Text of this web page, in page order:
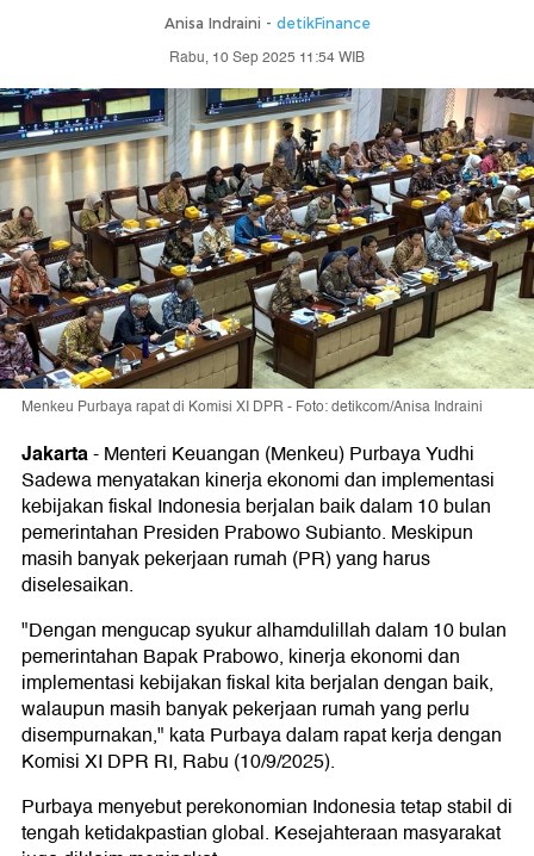
Anisa Indraini - detikFinance
Rabu, 10 Sep 2025 11:54 WIB
Menkeu Purbaya rapat di Komisi XI DPR - Foto: detikcom/Anisa Indraini
Jakarta-Menteri Keuangan (Menkeu) Purbaya Yudhi
Sadewa menyatakan kinerja ekonomi dan implementasi
kebijakan fiskal Indonesia berjalan baik dalam 10 bulan
pemerintahan Presiden Prabowo Subianto. Meskipun
masih banyak pekerjaan rumah (PR) yang harus
diselesaikan.
"Dengan mengucap syukur alhamdulillah dalam 10 bulan
pemerintahan Bapak Prabowo, kinerja ekonomi dan
implementasi kebijakan fiskal kita berjalan dengan baik,
walaupun masih banyak pekerjaan rumah yang perlu
disempurnakan," kata Purbaya dalam rapat kerja dengan
Komisi XI DPR RI, Rabu (10/9/2025).
Purbaya menyebut perekonomian Indonesia tetap stabil di
tengah ketidakpastian global. Kesejahteraan masyarakat